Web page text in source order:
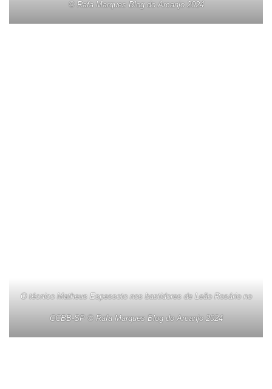
© Rafa Marques Blog do Arcanjo 2024
O técnico Matheus Espessoto nos bastidores de Leão Rosário no
CCBB-SP © Rafa Marques Blog do Arcanjo 2024